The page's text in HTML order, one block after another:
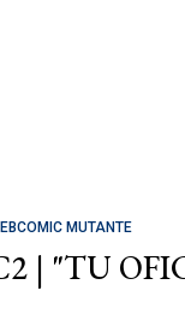
MUTANTE
| "TU